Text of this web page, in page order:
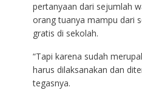
pertanyaan dari sejumlah
orang tuanya mampu dari
gratis di sekolah.
“Tapi karena sudah
harus dilaksanakan dan
tegasnya.